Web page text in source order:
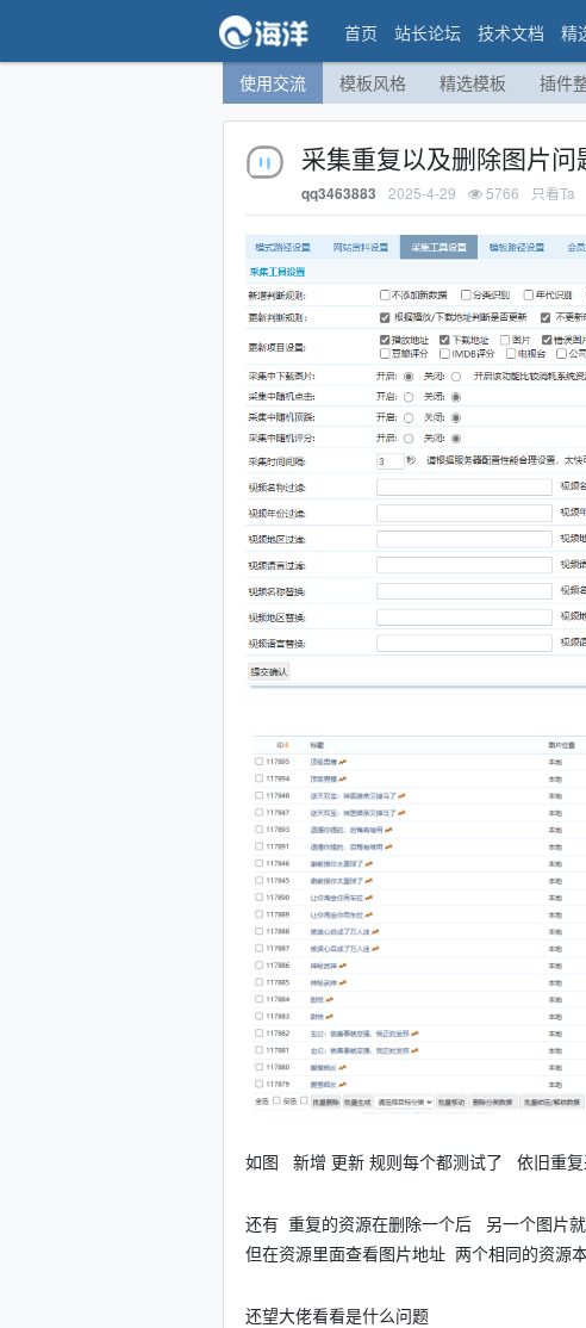
首页 站长论坛 技术文档 精
使用交流 模板风格 精选模板 插件
采集重复以及删除图片问
qq3463883 2025-4-29 5766 只看Ta
如图 新增 更新 规则每个都测试了 依旧重
还有 重复的资源在删除一个后 另一个图片
但在资源里面查看图片地址 两个相同的资源
还望大佬看看是什么问题